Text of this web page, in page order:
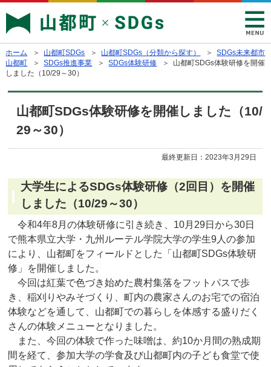
ホーム ＞ 山都町SDGs ＞ 山都町SDGs（分類から探す） ＞SDGs未来都市
山都町 ＞SDGs推進事業 ＞SDGs体験研修 ＞ 山都町SDGs体験研修を開催
しました（10/29～30）
山都町SDGs体験研修を開催しました（10/
29～30）
最終更新日：2023年3月29日
大学生によるSDGs体験研修（2回目）を開催
しました（10/29～30）
令和4年8月の体験研修に引き続き、10月29日から30日
で熊本県立大学・九州ルーテル学院大学の学生9人の参加
により、山都町をフィールドとした「山都町SDGs体験研
修」を開催しました。
今回は紅葉で色づき始めた農村集落をフットパスで歩
き、稲刈りやみそづくり、町内の農家さんのお宅での宿泊
体験などを通して、山都町での暮らしを体感する盛りだく
さんの体験メニューとなりました。
また、今回の体験で作った味噌は、約10か月間の熟成期
間を経て、参加大学の学食及び山都町内の子ども食堂で使